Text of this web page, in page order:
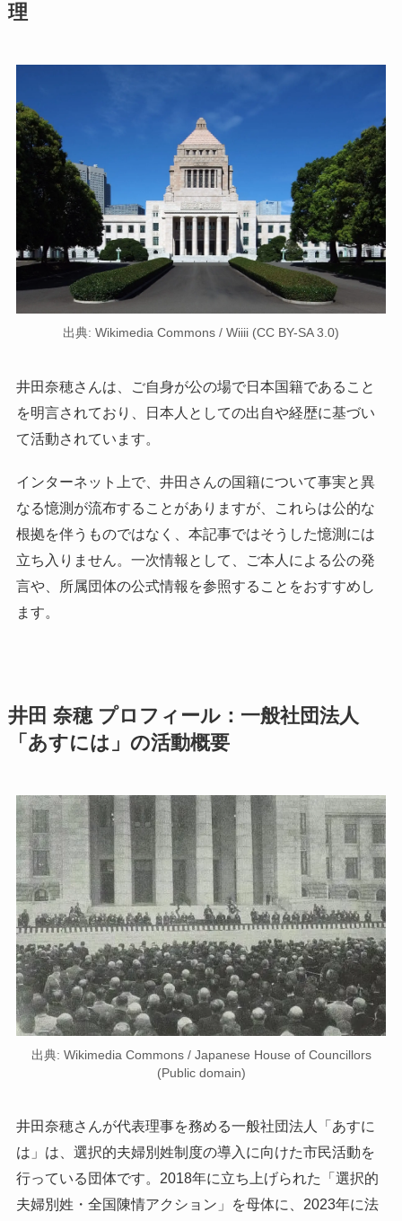
理
出典: Wikimedia Commons / Wiiii (CC BY-SA 3.0)
井田奈穂さんは、ご自身が公の場で日本国籍であること
を明言されており、日本人としての出自や経歴に基づい
て活動されています。
インターネット上で、井田さんの国籍について事実と異
なる憶測が流布することがありますが、これらは公的な
根拠を伴うものではなく、本記事ではそうした憶測には
立ち入りません。一次情報として、ご本人による公の発
言や、所属団体の公式情報を参照することをおすすめし
ます。
井田 奈穂 プロフィール：一般社団法人
「あすには」の活動概要
出典: Wikimedia Commons / Japanese House of Councillors
(Public domain)
井田奈穂さんが代表理事を務める一般社団法人「あすに
は」は、選択的夫婦別姓制度の導入に向けた市民活動を
行っている団体です。2018年に立ち上げられた「選択的
夫婦別姓・全国陳情アクション」を母体に、2023年に法